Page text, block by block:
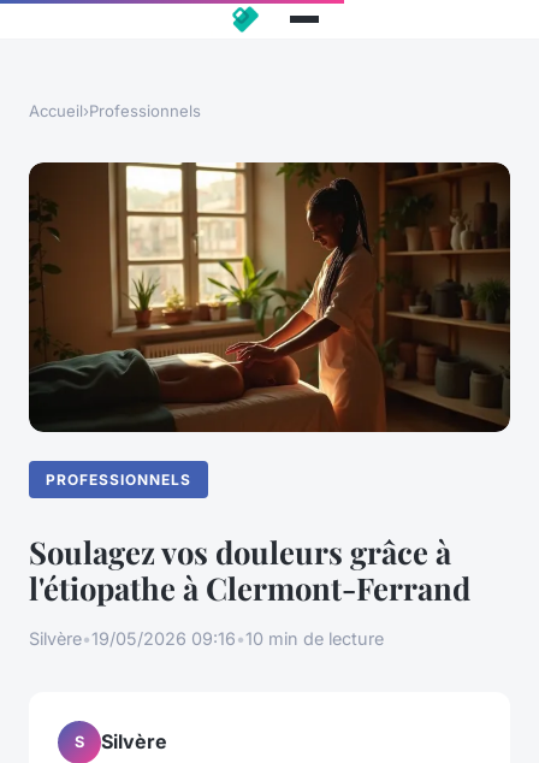
Accueil›Professionnels
PROFESSIONNELS
Soulagez vos douleurs grâce à
l'étiopathe à Clermont-Ferrand
Silvère•19/05/2026 09:16•10 min de lecture
S Silvère